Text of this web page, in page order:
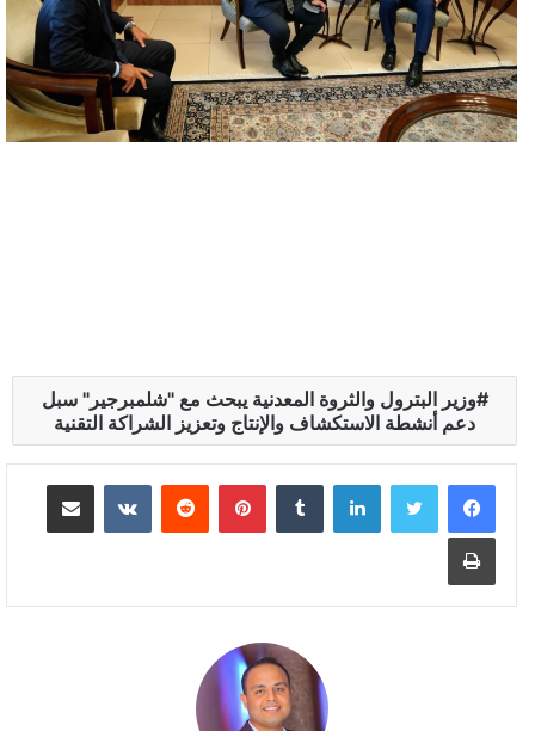
وزير البترول والثروة المعدنية يبحث مع "شلمبرجير" سبل
دعم أنشطة الاستكشاف والإنتاج وتعزيز الشراكة التقنية
لينكدإن بينتيريست مشاركة عبر البريد
طباعة